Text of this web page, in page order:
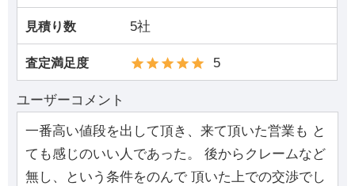
見積り数 5社
査定満足度 5
ユーザーコメント
一番高い値段を出して頂き、来て頂いた営業も と
ても感じのいい人であった。 後からクレームなど
無し、という条件をのんで 頂いた上での交渉でし